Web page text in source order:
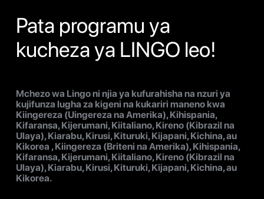
Pata programu ya
kucheza ya LINGO leo!
Mchezo wa Lingo ni njia ya kufurahisha na nzuri ya
kujifunza lugha za kigeni na kukariri maneno kwa
Kiingereza (Uingereza na Amerika), Kihispania,
Kifaransa, Kijerumani, Kiitaliano, Kireno (Kibrazil na
Ulaya), Kiarabu, Kirusi, Kituruki, Kijapani, Kichina, au
Kikorea , Kiingereza (Briteni na Amerika), Kihispania,
Kifaransa, Kijerumani, Kiitaliano, Kireno (Kibrazil na
Ulaya), Kiarabu, Kirusi, Kituruki, Kijapani, Kichina, au
Kikorea.